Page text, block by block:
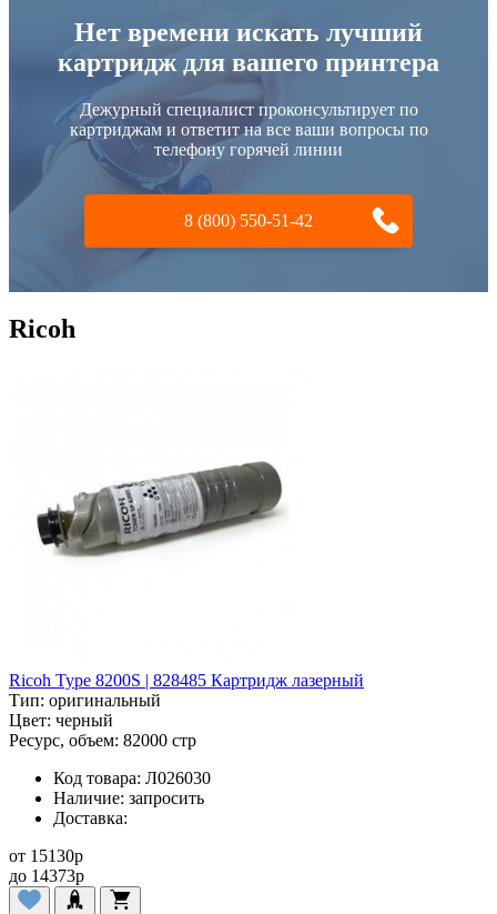
Нет времени искать лучший
картридж для вашего принтера
Дежурный специалист проконсультирует по
картриджам и ответит на все ваши вопросы по
телефону горячей линии
8 (800) 550-51-42
Ricoh
Ricoh Type 8200S | 828485 Картридж лазерный
Тип: оригинальный
Цвет: черный
Ресурс, объем: 82000 стр
Код товара: Л026030
Наличие: запросить
Доставка:
от 15130p
до 14373p